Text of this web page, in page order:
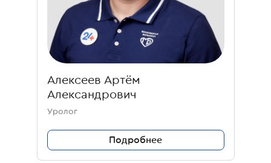
Алексеев Артём
Александрович
Уролог
Подробнее